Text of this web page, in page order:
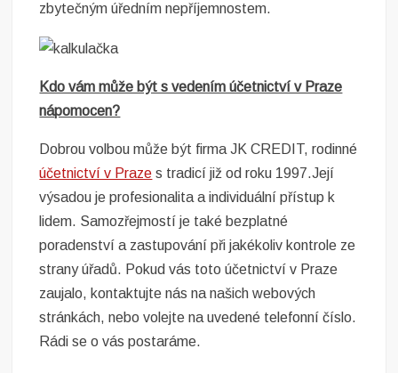
zbytečným úředním nepříjemnostem.
Kdo vám může být s vedením účetnictví v Praze
nápomocen?
Dobrou volbou může být firma JK CREDIT, rodinné
účetnictví v Praze s tradicí již od roku 1997.Její
výsadou je profesionalita a individuální přístup k
lidem. Samozřejmostí je také bezplatné
poradenství a zastupování při jakékoliv kontrole ze
strany úřadů. Pokud vás toto účetnictví v Praze
zaujalo, kontaktujte nás na našich webových
stránkách, nebo volejte na uvedené telefonní číslo.
Rádi se o vás postaráme.